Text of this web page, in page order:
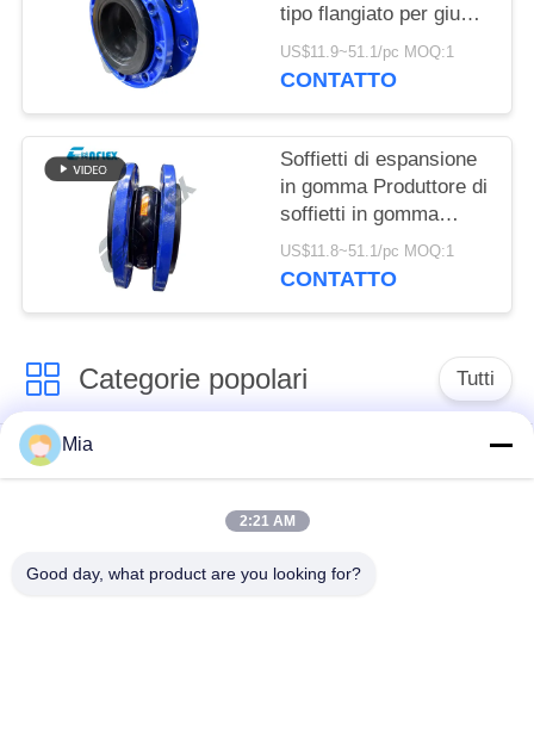
tipo flangiato per giunto
di dilatazione del tubo
personalizzato
US$11.9~51.1/pc MOQ:1
CONTATTO
Soffietti di espansione
in gomma Produttore di
soffietti in gomma
flangiati
US$11.8~51.1/pc MOQ:1
CONTATTO
Categorie popolari Tutti
Giunto di dilatazione
di gomma della
Giunto di dilatazione
Giunto di dilatazione
Mia
2:21 AM
Good day, what product are you looking for?